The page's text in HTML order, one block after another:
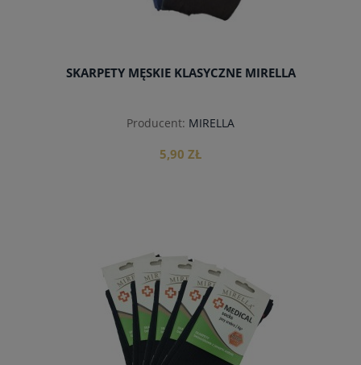
SKARPETY MĘSKIE KLASYCZNE MIRELLA
Producent: MIRELLA
5,90 ZŁ
do koszyka